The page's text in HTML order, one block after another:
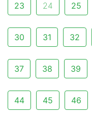
23 24 25
30 31 32
37 38 39
44 45 46